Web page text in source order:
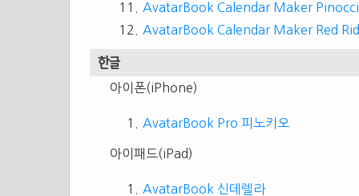
AvatarBook Calendar Maker
AvatarBook Calendar Maker Red
한글
아이폰(iPhone)
AvatarBook Pro 피노키오
아이패드(iPad)
AvatarBook 신데렐라